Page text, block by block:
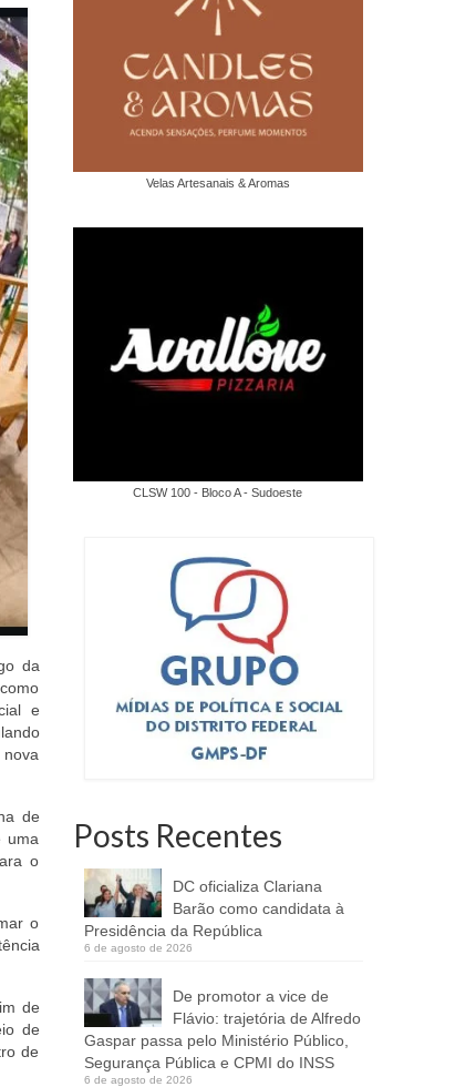
da
e
de
uma
o
o
de
de
de
Velas Artesanais & Aromas
CLSW 100 - Bloco A - Sudoeste
Posts Recentes
DC oficializa Clariana
Barão como candidata à
Presidência da República
6 de agosto de 2026
De promotor a vice de
Flávio: trajetória de Alfredo
Gaspar passa pelo Ministério Público,
Segurança Pública e CPMI do INSS
6 de agosto de 2026